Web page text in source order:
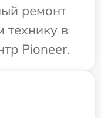
ремонт
технику в
Pioneer.